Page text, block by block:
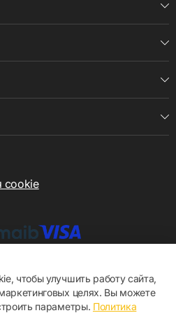
300 мВ - 6.5 В
cookie
2026 ECOM
чтобы улучшить работу сайта,
целях. Вы можете
параметры. Политика